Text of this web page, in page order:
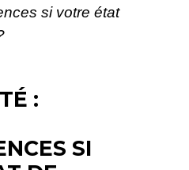
si votre état
:
SI